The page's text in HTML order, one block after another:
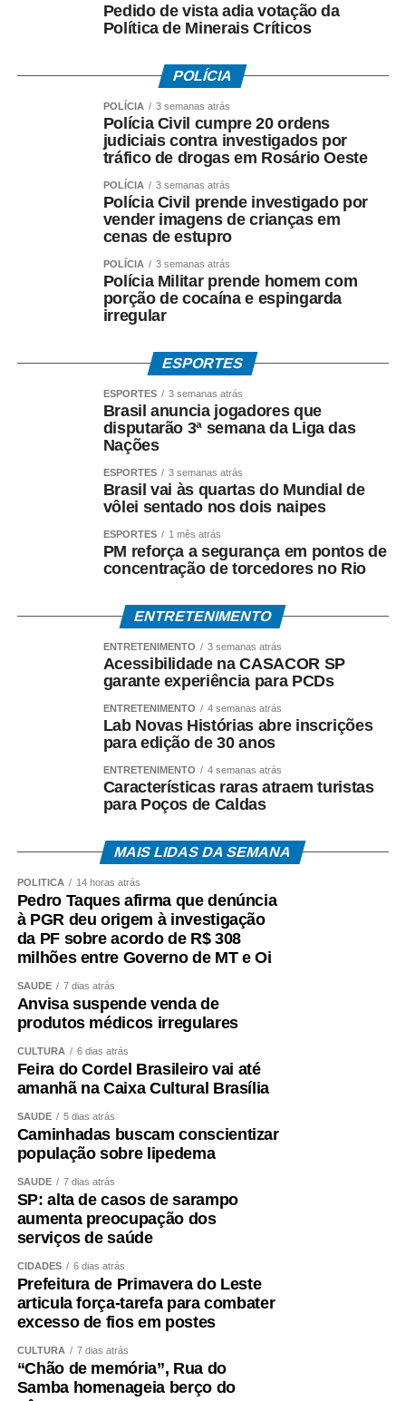
internacionais, de países como Angola, Portugal e
Estados Unidos, e nomes nacionais de peso, como
“Carla Madeira, Milton
Hatoum, Tiganá
Santana, tem o
Leonencio Nossa, ele
tem uma biografia de
Guimaraes Rosa, Aline
Bei, cativando aí o
público mais jovem. E a
gente tem também uma
grande novidade que é
a coedição com a
Companhia das Letras
de um livro de cartas
entre Jorge Amado e
Érico Veríssimo”.
Outra atração de destaque é a escritora baiana Bárbara
Carine, uma das vozes mais relevantes do debate sobre
educação e racialidade no Brasil, vencedora do Prêmio
Jabuti 2024 pela obra “Como Ser um Educador
Antirracista”. A presidente da Fundação Casa de Jorge
Amado fala sobre a presença dela e do caráter diverso do
“Essa participação,
escritores como
Bárbara e como tantos
outros reflete a
diversidade do evento.
A gente tem uma
curadoria múltipla,
trabalha em equipe.
Isso faz com que a
Flipelô tenha um DNA
muito dela, muito
próprio, que é abordar
vários temas, várias
tribos, vários
pensamentos de uma
forma harmônica e
democrática”.
A grande homenageada desta edição é a poeta baiana
Myriam Fraga, reconhecida pela publicação de mais de
Entre os temas de suas obras estão questões sociais do
Nordeste e construção do feminino. Angela Fraga justifica
Pedido de vista adia votação da
Política de Minerais Críticos
POLÍCIA
POLÍCIA 3 semanas atrás
Polícia Civil cumpre 20 ordens
judiciais contra investigados por
tráfico de drogas em Rosário Oeste
POLÍCIA 3 semanas atrás
Polícia Civil prende investigado por
vender imagens de crianças em
cenas de estupro
POLÍCIA 3 semanas atrás
Polícia Militar prende homem com
porção de cocaína e espingarda
irregular
ESPORTES
ESPORTES 3 semanas atrás
Brasil anuncia jogadores que
disputarão 3ª semana da Liga das
Nações
ESPORTES 3 semanas atrás
Brasil vai às quartas do Mundial de
vôlei sentado nos dois naipes
ESPORTES 1 mês atrás
PM reforça a segurança em pontos de
concentração de torcedores no Rio
ENTRETENIMENTO
ENTRETENIMENTO 3 semanas atrás
Acessibilidade na CASACOR SP
garante experiência para PCDs
ENTRETENIMENTO 4 semanas atrás
Lab Novas Histórias abre inscrições
para edição de 30 anos
ENTRETENIMENTO 4 semanas atrás
Características raras atraem turistas
para Poços de Caldas
MAIS LIDAS DA SEMANA
POLÍTICA 14 horas atrás
Pedro Taques afirma que denúncia
à PGR deu origem à investigação
da PF sobre acordo de R$ 308
milhões entre Governo de MT e Oi
SAÚDE 7 dias atrás
Anvisa suspende venda de
produtos médicos irregulares
CULTURA 6 dias atrás
Feira do Cordel Brasileiro vai até
amanhã na Caixa Cultural Brasília
SAÚDE 5 dias atrás
Caminhadas buscam conscientizar
população sobre lipedema
SAÚDE 7 dias atrás
SP: alta de casos de sarampo
aumenta preocupação dos
serviços de saúde
CIDADES 6 dias atrás
Prefeitura de Primavera do Leste
articula força-tarefa para combater
excesso de fios em postes
CULTURA 7 dias atrás
“Chão de memória”, Rua do
Samba homenageia berço do